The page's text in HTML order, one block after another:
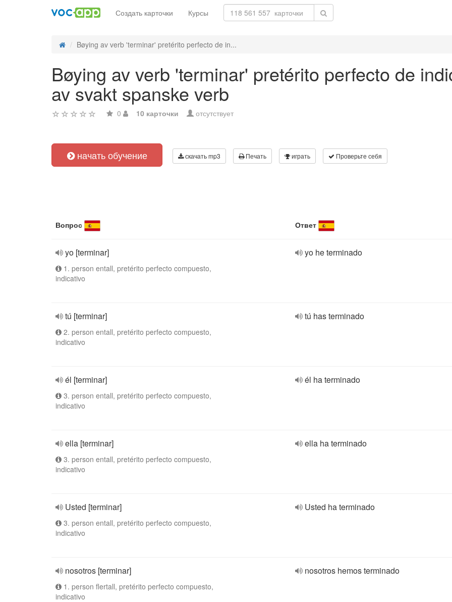
Создать карточки Курсы
Bøying av verb 'terminar' pretérito perfecto de in...
Bøying av verb 'terminar' pretérito perfecto de
av svakt spanske verb
0 10 карточки отсутствует
начать обучение скачать mp3 Печать играть Проверьте себя
Вопрос Ответ
yo [terminar]
1. person entall, pretérito perfecto compuesto,
indicativo
yo he terminado
tú [terminar]
2. person entall, pretérito perfecto compuesto,
indicativo
tú has terminado
él [terminar]
3. person entall, pretérito perfecto compuesto,
indicativo
él ha terminado
ella [terminar]
3. person entall, pretérito perfecto compuesto,
indicativo
ella ha terminado
Usted [terminar]
3. person entall, pretérito perfecto compuesto,
indicativo
Usted ha terminado
nosotros [terminar]
1. person flertall, pretérito perfecto compuesto,
indicativo
nosotros hemos terminado